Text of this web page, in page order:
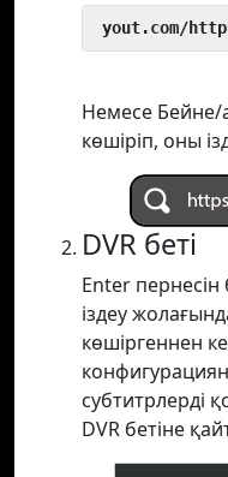
yout.com/
Немесе Бейне/
көшіріп, оны
DVR беті
Enter
іздеу
көшіргеннен
субтитрлерді
DVR бетіне